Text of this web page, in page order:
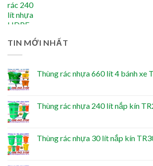
TIN MỚI NHẤT
Thùng rác nhựa 660 lít 4 bánh xe
Thùng rác nhựa 240 lít nắp kín
Thùng rác nhựa 30 lít nắp kín